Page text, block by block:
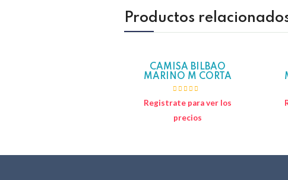
Productos
HotCAMISA BILBAO
MARINO M CORTA
Registrate para ver los
precios